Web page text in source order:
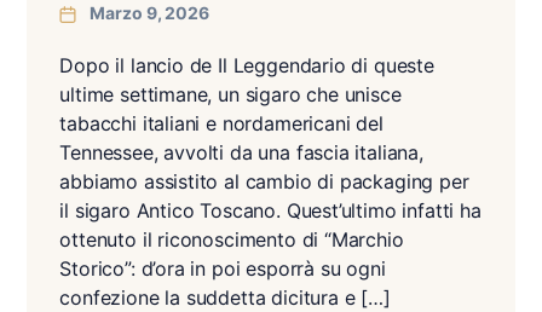
Marzo 9, 2026
Dopo il lancio de Il Leggendario di queste
ultime settimane, un sigaro che unisce
tabacchi italiani e nordamericani del
Tennessee, avvolti da una fascia italiana,
abbiamo assistito al cambio di packaging per
il sigaro Antico Toscano. Quest’ultimo infatti ha
ottenuto il riconoscimento di “Marchio
Storico”: d’ora in poi esporrà su ogni
confezione la suddetta dicitura e […]